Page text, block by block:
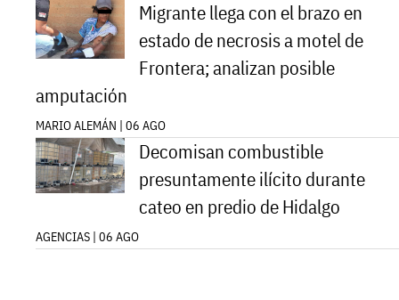
Migrante llega con el brazo en
estado de necrosis a motel de
Frontera; analizan posible
amputación
MARIO ALEMÁN | 06 AGO
Decomisan combustible
presuntamente ilícito durante
cateo en predio de Hidalgo
AGENCIAS | 06 AGO